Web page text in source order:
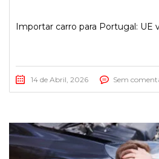
Importar carro para Portugal: UE
14 de Abril, 2026 Sem